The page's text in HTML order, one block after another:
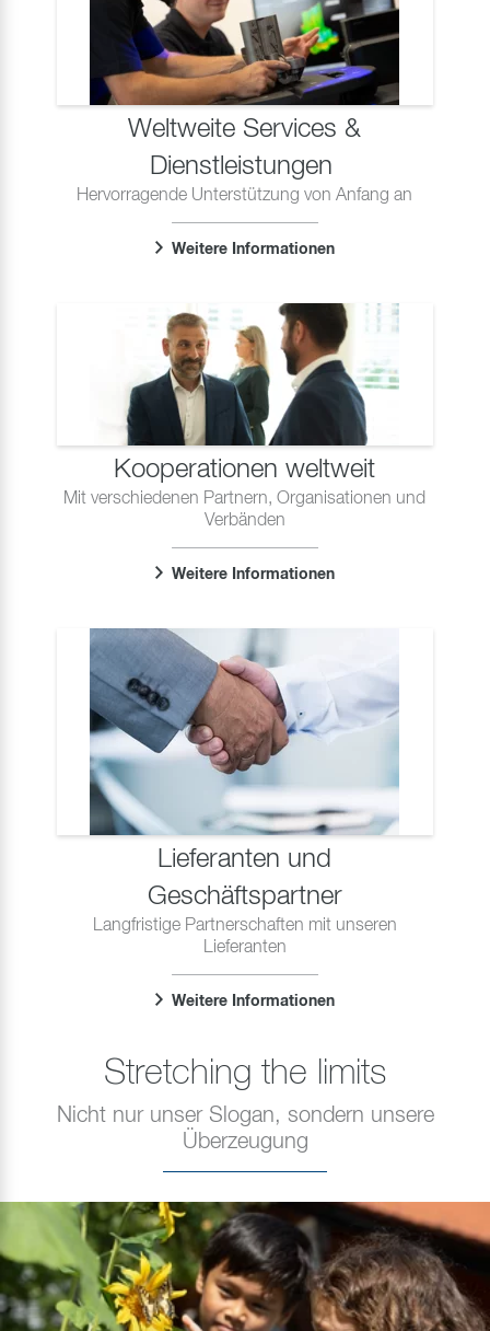
Weltweite Services &
Dienstleistungen
Hervorragende Unterstützung von Anfang an
Weitere Informationen
Kooperationen weltweit
Mit verschiedenen Partnern, Organisationen und
Verbänden
Weitere Informationen
Lieferanten und
Geschäftspartner
Langfristige Partnerschaften mit unseren
Lieferanten
Weitere Informationen
Stretching the limits
Nicht nur unser Slogan, sondern unsere
Überzeugung